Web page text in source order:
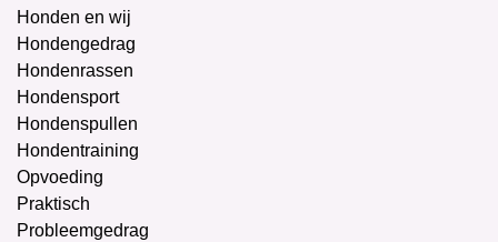
Honden en wij
Hondengedrag
Hondenrassen
Hondensport
Hondenspullen
Hondentraining
Opvoeding
Praktisch
Probleemgedrag